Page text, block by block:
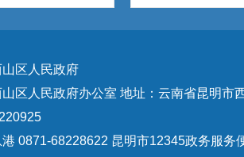
坚持
时抓
区人民政府
区人民政府办公室 地址：云南省昆明市
0871-68228622 昆明市12345政务服务